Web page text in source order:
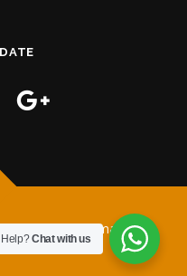
–OnePresstema oleh
Help?Chat with us